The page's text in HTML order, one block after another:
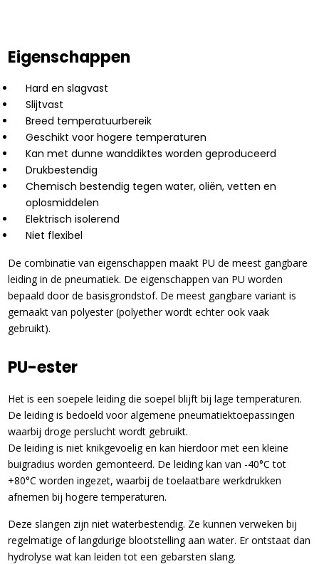
Eigenschappen
Hard en slagvast
Slijtvast
Breed temperatuurbereik
Geschikt voor hogere temperaturen
Kan met dunne wanddiktes worden geproduceerd
Drukbestendig
Chemisch bestendig tegen water, oliën, vetten en
oplosmiddelen
Elektrisch isolerend
Niet flexibel
De combinatie van eigenschappen maakt PU de meest gangbare
leiding in de pneumatiek. De eigenschappen van PU worden
bepaald door de basisgrondstof. De meest gangbare variant is
gemaakt van polyester (polyether wordt echter ook vaak
gebruikt).
PU-ester
Het is een soepele leiding die soepel blijft bij lage temperaturen.
De leiding is bedoeld voor algemene pneumatiektoepassingen
waarbij droge perslucht wordt gebruikt.
De leiding is niet knikgevoelig en kan hierdoor met een kleine
buigradius worden gemonteerd. De leiding kan van -40°C tot
+80°C worden ingezet, waarbij de toelaatbare werkdrukken
afnemen bij hogere temperaturen.
Deze slangen zijn niet waterbestendig. Ze kunnen verweken bij
regelmatige of langdurige blootstelling aan water. Er ontstaat dan
hydrolyse wat kan leiden tot een gebarsten slang.